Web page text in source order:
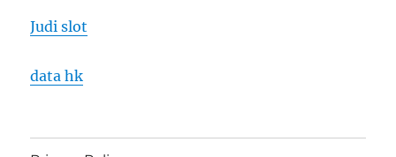
Judi slot
data hk